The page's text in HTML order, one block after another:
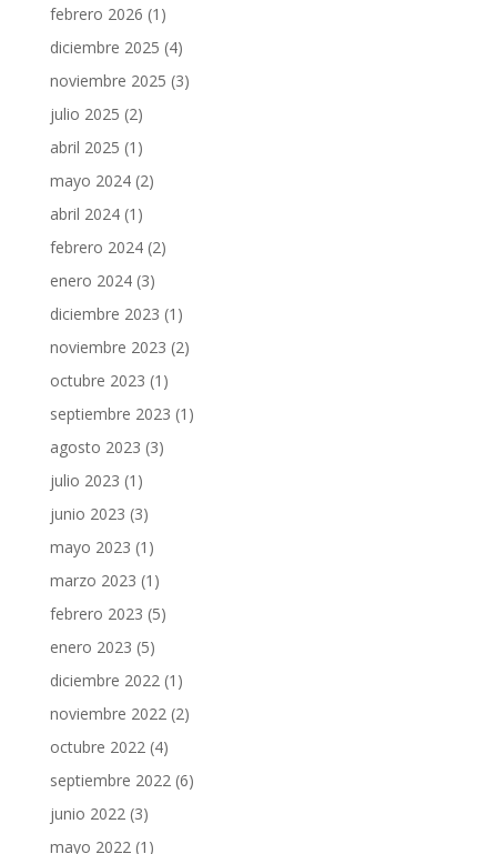
febrero 2026 (1)
diciembre 2025 (4)
noviembre 2025 (3)
julio 2025 (2)
abril 2025 (1)
mayo 2024(2)
abril 2024(1)
febrero 2024(2)
enero 2024(3)
diciembre 2023 (1)
noviembre 2023 (2)
octubre 2023 (1)
septiembre 2023 (1)
agosto 2023 (3)
julio 2023 (1)
junio 2023 (3)
mayo 2023 (1)
marzo 2023 (1)
febrero 2023 (5)
enero 2023 (5)
diciembre 2022(1)
noviembre 2022(2)
octubre 2022(4)
septiembre 2022(6)
junio 2022(3)
mayo 2022(1)